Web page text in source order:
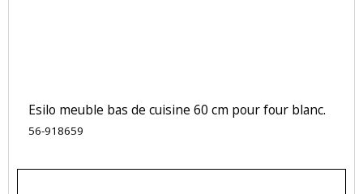
Esilo meuble bas de cuisine 60 cm pour four blanc.
56-918659